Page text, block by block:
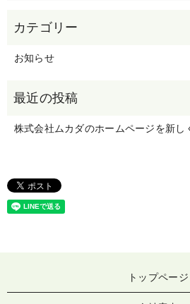
お知らせ
株式会社ムカダのホームページを新し
トップページ